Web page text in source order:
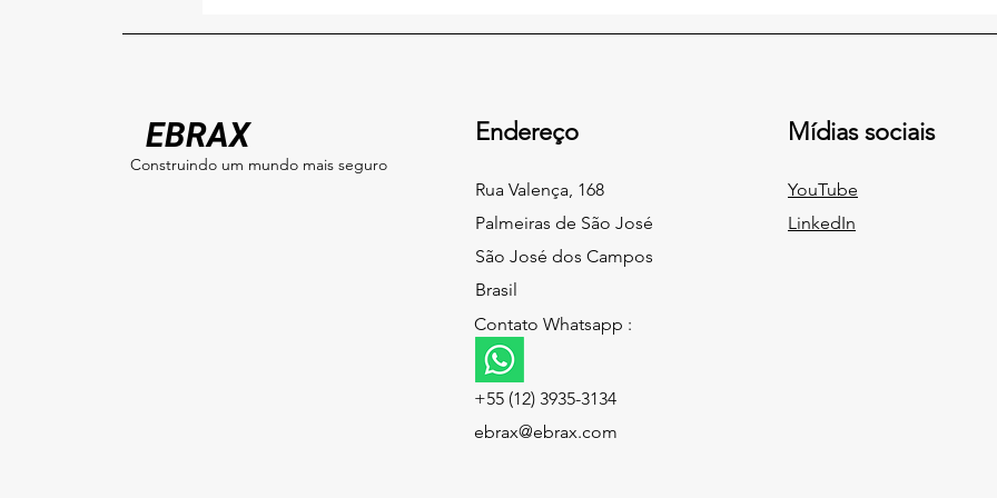
Smart City Expo Curitiba
EBRAX
Construindo um mundo mais seguro
Endereço
Rua Valença, 168
Palmeiras de São José
São José dos Campos
Brasil
Contato Whatsapp :
+55 (12) 3935-3134
ebrax@ebrax.com
Mídias sociais
YouTube
LinkedIn